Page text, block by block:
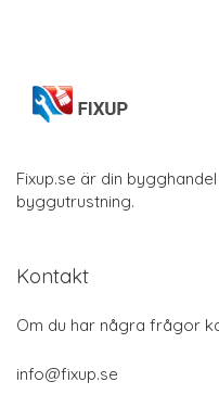
Fixup.se är din
byggutrustning.
Kontakt
Om du har några frågor
info@fixup.se